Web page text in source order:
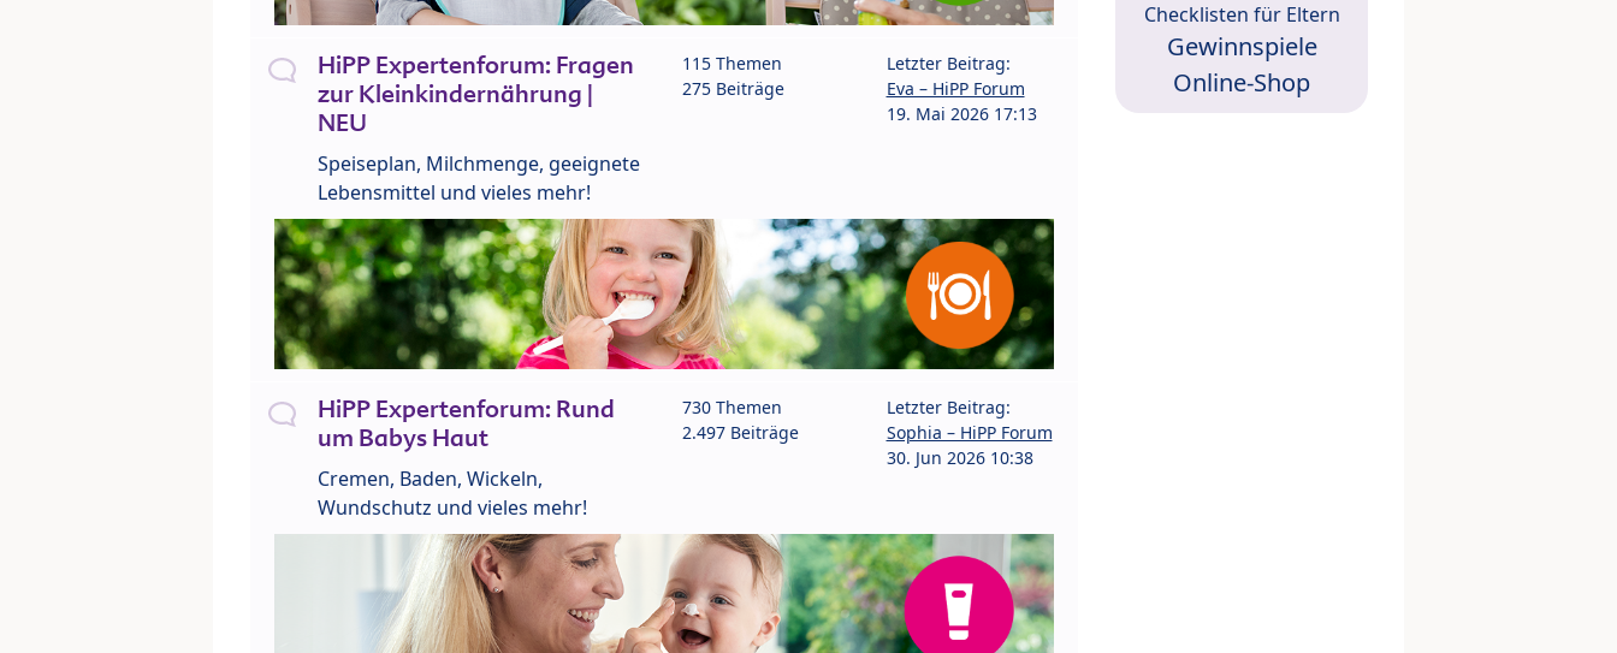
HiPP Expertenforum: Fragen
zur Kleinkindernährung |
NEU
Speiseplan, Milchmenge, geeignete
Lebensmittel und vieles mehr!
115 Themen
275 Beiträge
Letzter Beitrag:
Eva – HiPP Forum
19. Mai 2026 17:13
HiPP Expertenforum: Rund
um Babys Haut
Cremen, Baden, Wickeln,
Wundschutz und vieles mehr!
730 Themen
2.497 Beiträge
Letzter Beitrag:
Sophia – HiPP Forum
30. Jun 2026 10:38
Checklisten für Eltern
Gewinnspiele
Online-Shop